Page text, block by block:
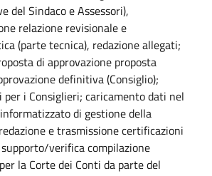
del Sindaco e Assessori),
relazione revisionale e
(parte tecnica), redazione allegati;
di approvazione proposta
definitiva (Consiglio);
i Consiglieri; caricamento dati nel
di gestione della
e trasmissione certificazioni
verifica compilazione
la Corte dei Conti da parte del